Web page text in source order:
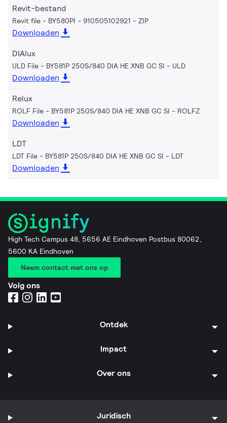
Revit-bestand
Revit file - BY580PI - 910505102921 ZIP
Downloaden
DIAlux
ULD File - BY581P 250S/840 DIA HE XNB GC SI ULD
Downloaden
Relux
ROLF File - BY581P 250S/840 DIA HE XNB GC SI ROLFZ
Downloaden
LDT
LDT File - BY581P 250S/840 DIA HE XNB GC SI LDT
Downloaden
High Tech Campus 48, 5656 AE Eindhoven Postbus 80062,
5600 KA Eindhoven
Neem contact met ons op
Volg ons
Ontdek
Impact
Over ons
Juridisch